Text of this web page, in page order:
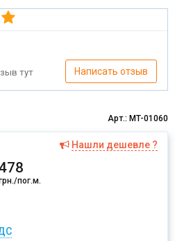
тут Написать отзыв
Арт.: MT-01060
Нашли дешевле ?
пог.м.